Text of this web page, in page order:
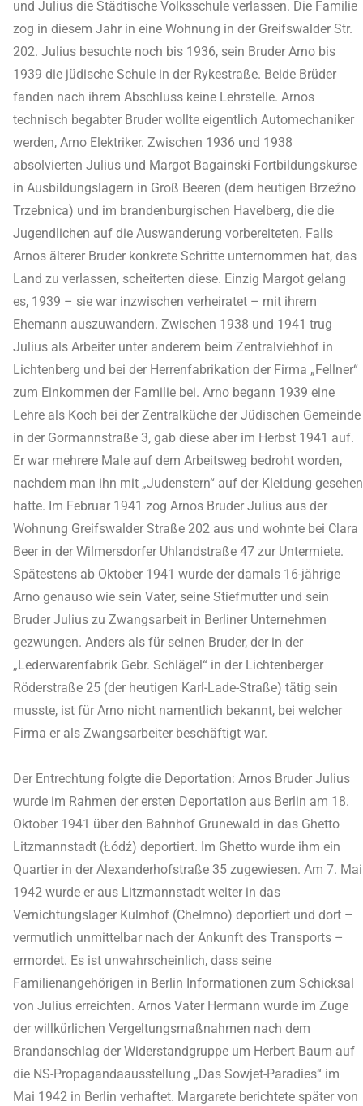
und Julius die Städtische Volksschule verlassen. Die Familie
zog in diesem Jahr in eine Wohnung in der Greifswalder Str.
202. Julius besuchte noch bis 1936, sein Bruder Arno bis
1939 die jüdische Schule in der Rykestraße. Beide Brüder
fanden nach ihrem Abschluss keine Lehrstelle. Arnos
technisch begabter Bruder wollte eigentlich Automechaniker
werden, Arno Elektriker. Zwischen 1936 und 1938
absolvierten Julius und Margot Bagainski Fortbildungskurse
in Ausbildungslagern in Groß Beeren (dem heutigen Brzeźno
Trzebnica) und im brandenburgischen Havelberg, die die
Jugendlichen auf die Auswanderung vorbereiteten. Falls
Arnos älterer Bruder konkrete Schritte unternommen hat, das
Land zu verlassen, scheiterten diese. Einzig Margot gelang
es, 1939 – sie war inzwischen verheiratet – mit ihrem
Ehemann auszuwandern. Zwischen 1938 und 1941 trug
Julius als Arbeiter unter anderem beim Zentralviehhof in
Lichtenberg und bei der Herrenfabrikation der Firma „Fellner“
zum Einkommen der Familie bei. Arno begann 1939 eine
Lehre als Koch bei der Zentralküche der Jüdischen Gemeinde
in der Gormannstraße 3, gab diese aber im Herbst 1941 auf.
Er war mehrere Male auf dem Arbeitsweg bedroht worden,
nachdem man ihn mit „Judenstern“ auf der Kleidung gesehen
hatte. Im Februar 1941 zog Arnos Bruder Julius aus der
Wohnung Greifswalder Straße 202 aus und wohnte bei Clara
Beer in der Wilmersdorfer Uhlandstraße 47 zur Untermiete.
Spätestens ab Oktober 1941 wurde der damals 16-jährige
Arno genauso wie sein Vater, seine Stiefmutter und sein
Bruder Julius zu Zwangsarbeit in Berliner Unternehmen
gezwungen. Anders als für seinen Bruder, der in der
„Lederwarenfabrik Gebr. Schlägel“ in der Lichtenberger
Röderstraße 25 (der heutigen Karl-Lade-Straße) tätig sein
musste, ist für Arno nicht namentlich bekannt, bei welcher
Firma er als Zwangsarbeiter beschäftigt war.
Der Entrechtung folgte die Deportation: Arnos Bruder Julius
wurde im Rahmen der ersten Deportation aus Berlin am 18.
Oktober 1941 über den Bahnhof Grunewald in das Ghetto
Litzmannstadt (Łódź) deportiert. Im Ghetto wurde ihm ein
Quartier in der Alexanderhofstraße 35 zugewiesen. Am 7. Mai
1942 wurde er aus Litzmannstadt weiter in das
Vernichtungslager Kulmhof (Chełmno) deportiert und dort –
vermutlich unmittelbar nach der Ankunft des Transports –
ermordet. Es ist unwahrscheinlich, dass seine
Familienangehörigen in Berlin Informationen zum Schicksal
von Julius erreichten. Arnos Vater Hermann wurde im Zuge
der willkürlichen Vergeltungsmaßnahmen nach dem
Brandanschlag der Widerstandgruppe um Herbert Baum auf
die NS-Propagandaausstellung „Das Sowjet-Paradies“ im
Mai 1942 in Berlin verhaftet. Margarete berichtete später von